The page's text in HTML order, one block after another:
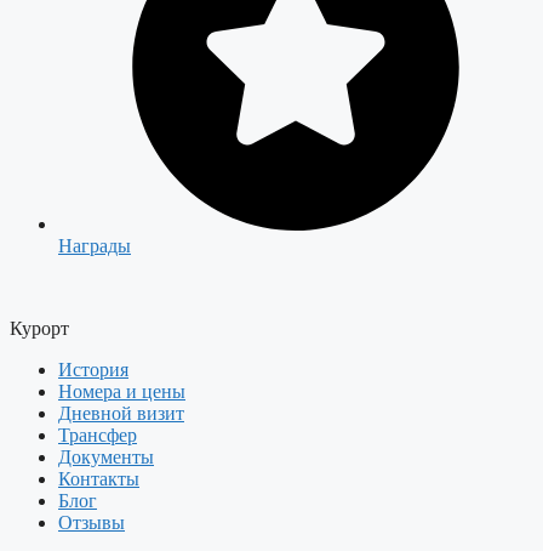
Награды
Курорт
История
Номера и цены
Дневной визит
Трансфер
Документы
Контакты
Блог
Отзывы